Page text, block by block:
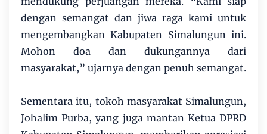
dengan semangat dan jiwa raga kami untuk
mengembangkan Kabupaten Simalungun ini.
Mohon doa dan dukungannya dari
masyarakat,” ujarnya dengan penuh semangat.
Sementara itu, tokoh masyarakat Simalungun,
Johalim Purba, yang juga mantan Ketua DPRD